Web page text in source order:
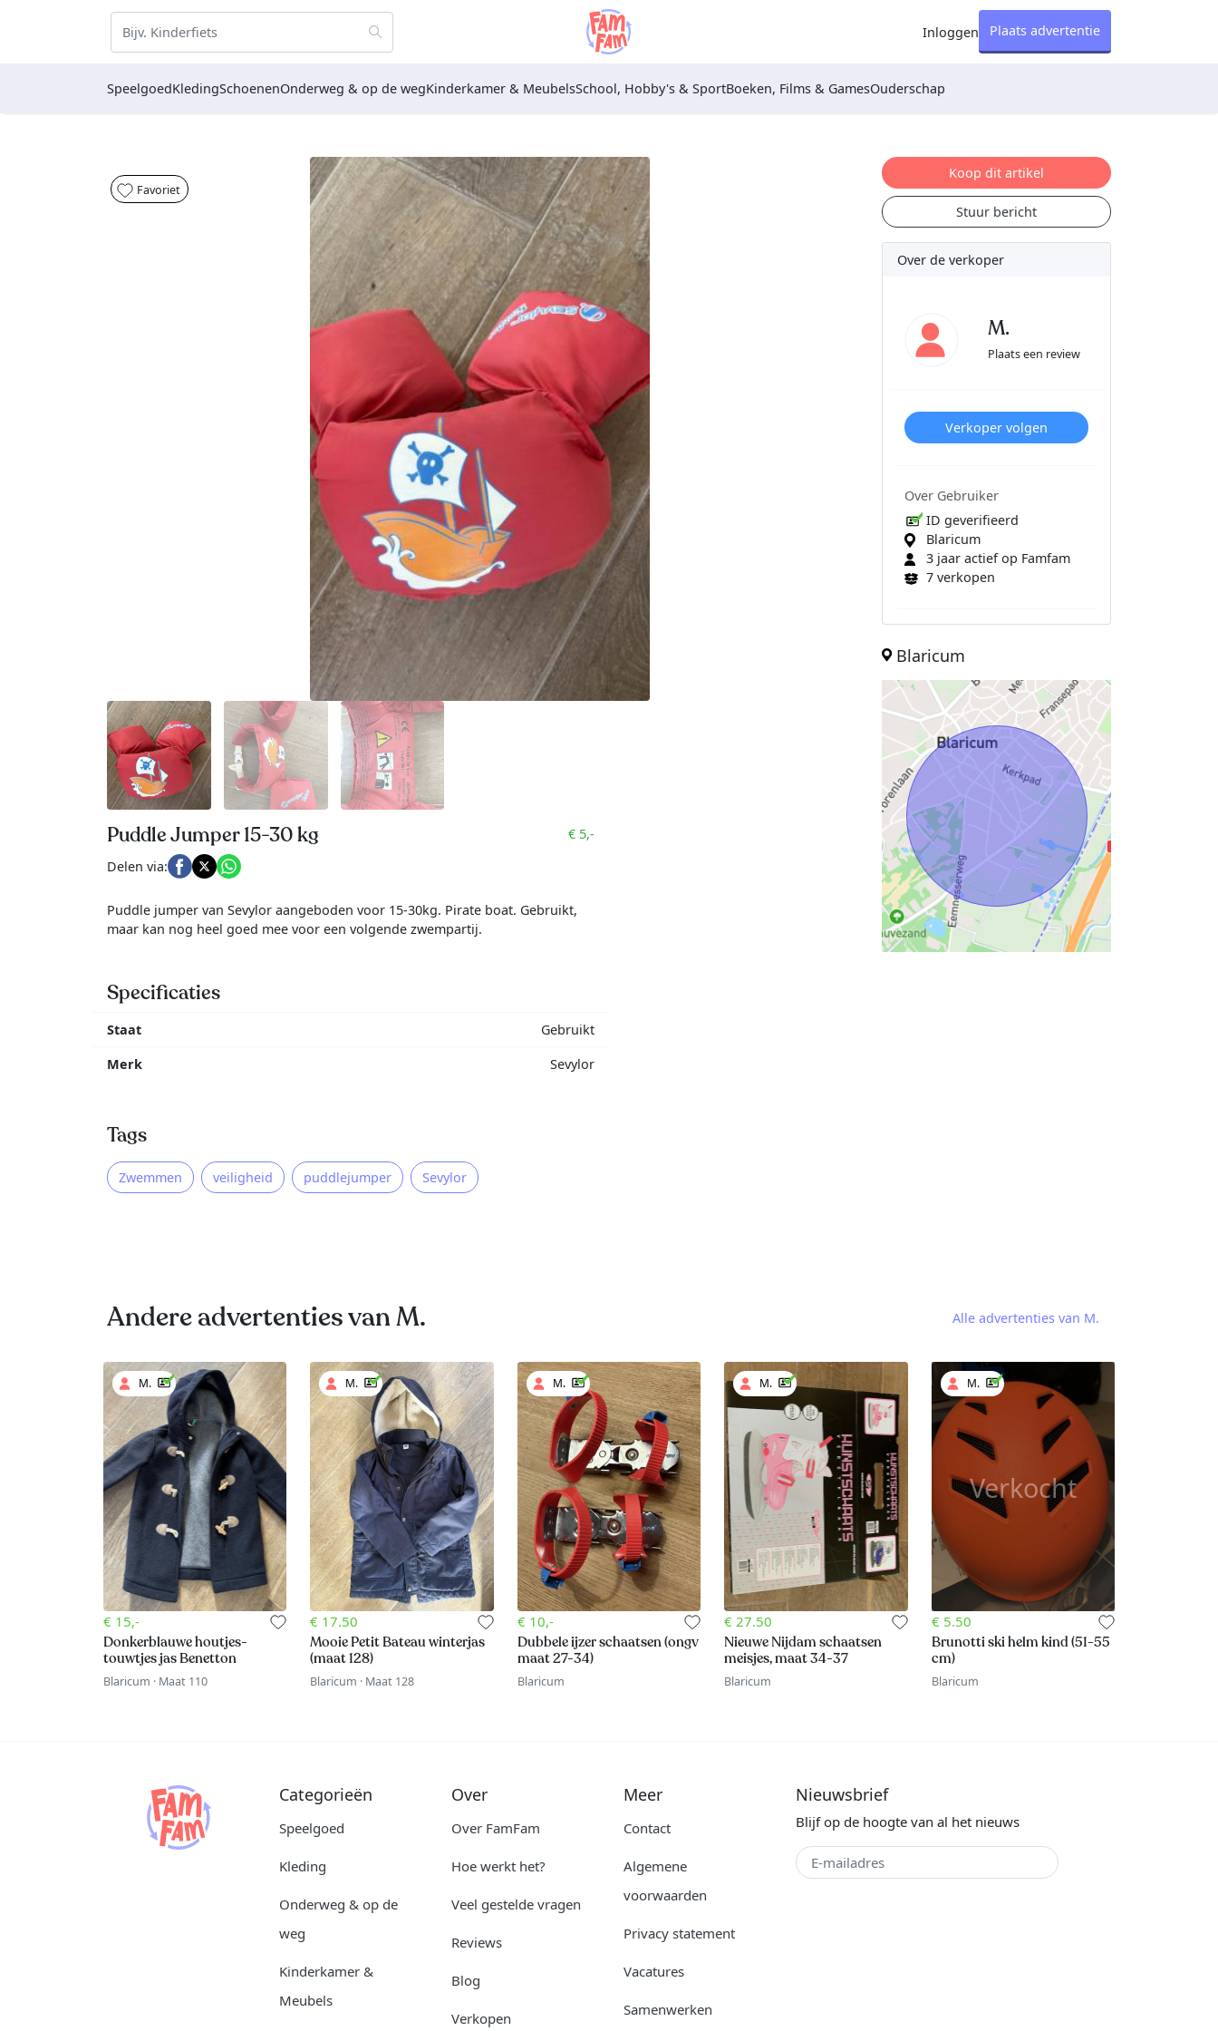
Inloggen Plaats advertentie
SpeelgoedKledingSchoenenOnderweg & op de wegKinderkamer & MeubelsSchool, Hobby's & SportBoeken, Films & GamesOuderschap
Favoriet
Puddle Jumper 15-30 kg
€ 5,-
Delen via:
Puddle jumper van Sevylor aangeboden voor 15-30kg. Pirate boat. Gebruikt,
maar kan nog heel goed mee voor een volgende zwempartij.
Specificaties
Staat
Gebruikt
Merk
Sevylor
Tags
Zwemmen veiligheid puddlejumper Sevylor
Koop dit artikel
Stuur bericht
Over de verkoper
M.
Plaats een review
Verkoper volgen
Over Gebruiker
ID geverifieerd
Blaricum
3 jaar actief op Famfam
7 verkopen
Blaricum
Andere advertenties van M. Alle advertenties van M.
M.
€ 15,-
Donkerblauwe houtjes-
touwtjes jas Benetton
Blaricum · Maat 110
M.
€ 17.50
Mooie Petit Bateau winterjas
(maat 128)
Blaricum · Maat 128
M.
€ 10,-
Dubbele ijzer schaatsen (ongv
maat 27-34)
Blaricum
M.
€ 27.50
Nieuwe Nijdam schaatsen
meisjes, maat 34-37
Blaricum
M.
Verkocht
€ 5.50
Brunotti ski helm kind (51-55
cm)
Blaricum
Categorieën
Speelgoed
Kleding
Onderweg & op de
weg
Kinderkamer &
Meubels
Over
Over FamFam
Hoe werkt het?
Veel gestelde vragen
Reviews
Blog
Verkopen
Meer
Contact
Algemene
voorwaarden
Privacy statement
Vacatures
Samenwerken
Nieuwsbrief
Blijf op de hoogte van al het nieuws